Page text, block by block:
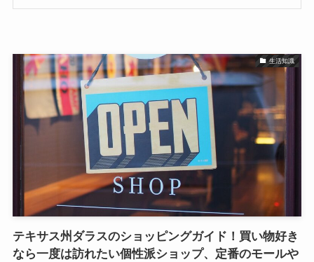
生活知識
テキサス州ダラスのショッピングガイド！買い物好き
なら一度は訪れたい個性派ショップ、定番のモールや